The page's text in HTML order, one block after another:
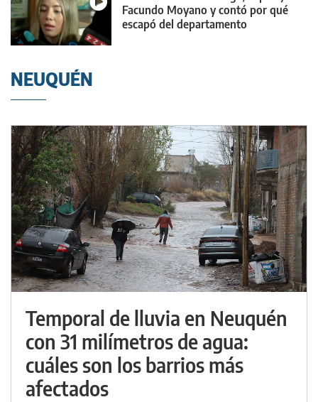
Facundo Moyano y contó por qué
escapó del departamento
NEUQUÉN
Temporal de lluvia en Neuquén
con 31 milímetros de agua:
cuáles son los barrios más
afectados